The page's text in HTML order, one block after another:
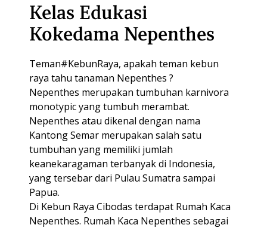
Kelas Edukasi
Kokedama Nepenthes
Teman#KebunRaya, apakah teman kebun
raya tahu tanaman Nepenthes ?
Nepenthes merupakan tumbuhan karnivora
monotypic yang tumbuh merambat.
Nepenthes atau dikenal dengan nama
Kantong Semar merupakan salah satu
tumbuhan yang memiliki jumlah
keanekaragaman terbanyak di Indonesia,
yang tersebar dari Pulau Sumatra sampai
Papua.
Di Kebun Raya Cibodas terdapat Rumah Kaca
Nepenthes. Rumah Kaca Nepenthes sebagai